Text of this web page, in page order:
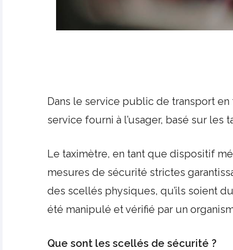
Dans le service public de transport
service fourni à l’usager, basé sur les
Le taximètre, en tant que dispositif
mesures de sécurité strictes
des scellés physiques, qu’ils soient
été manipulé et vérifié par un
Que sont les scellés de sécurité ?